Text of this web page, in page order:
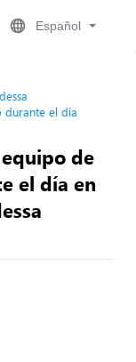
Español
el día
de
el día en